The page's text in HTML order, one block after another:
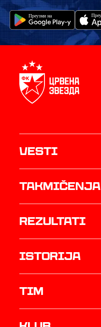
Vesti
Takmičenja
rezultati
istorija
TIM